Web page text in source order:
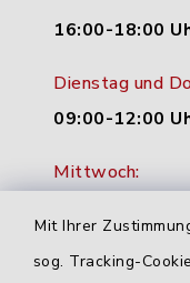
Mit Ihrer
sog. Tracking-
16:00-18:00
Dienstag und
09:00-12:00
Mittwoch:
Freitag: